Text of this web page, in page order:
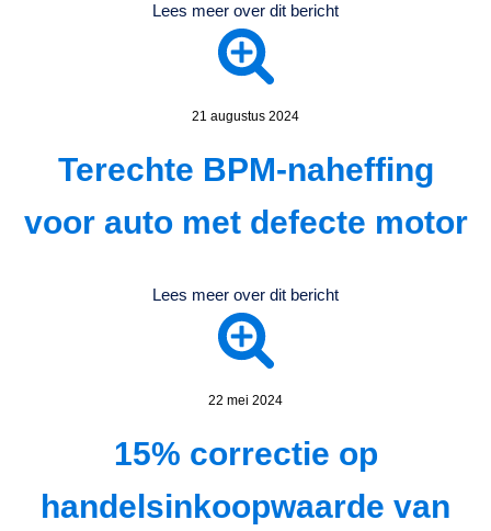
Lees meer over dit bericht
21 augustus 2024
Terechte BPM-naheffing
voor auto met defecte motor
Lees meer over dit bericht
22 mei 2024
15% correctie op
handelsinkoopwaarde van